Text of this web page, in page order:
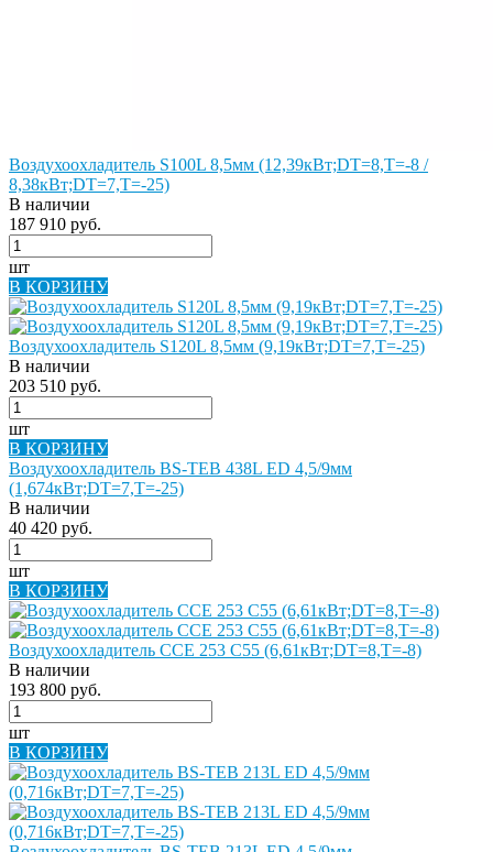
Воздухоохладитель S100L 8,5мм (12,39кВт;DT=8,Т=-8 /
8,38кВт;DT=7,Т=-25)
В наличии
187 910 руб.
шт
В КОРЗИНУ
Воздухоохладитель S120L 8,5мм (9,19кВт;DT=7,Т=-25)
В наличии
203 510 руб.
шт
В КОРЗИНУ
Воздухоохладитель BS-TEB 438L ED 4,5/9мм
(1,674кВт;DT=7,Т=-25)
В наличии
40 420 руб.
шт
В КОРЗИНУ
Воздухоохладитель CCE 253 С55 (6,61кВт;DT=8,Т=-8)
В наличии
193 800 руб.
шт
В КОРЗИНУ